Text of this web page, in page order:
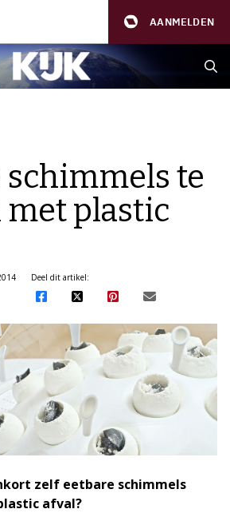
AANMELDEN
schimmels te
plastic
Deel dit artikel:
zelf eetbare schimmels
afval?